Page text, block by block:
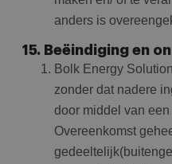
anders is
15. Beëindiging en
Bolk Energy
zonder dat nadere
door middel van
Overeenkomst